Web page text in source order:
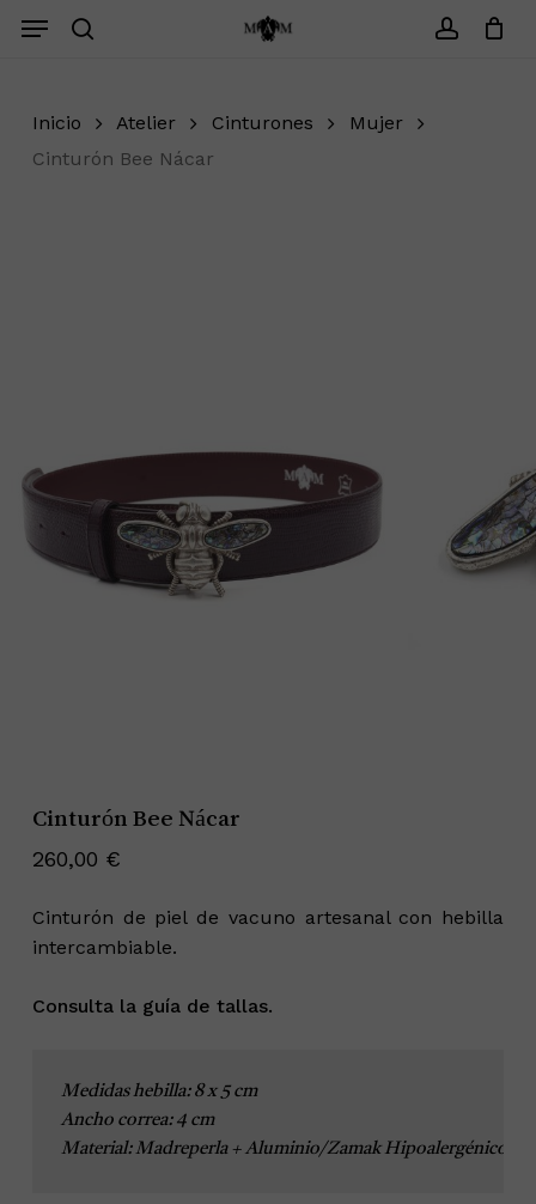
Menu
Inicio Atelier Cinturones
Mujer
Cinturón Bee Nácar
Cinturón Bee Nácar
260,00 €
Cinturón de piel de vacuno artesanal con hebilla
intercambiable.
Consulta la guía de tallas.
Medidas hebilla: 8 x 5 cm
Ancho correa: 4 cm
Material: Madreperla + Aluminio/Zamak Hipoalergénico.
Menu